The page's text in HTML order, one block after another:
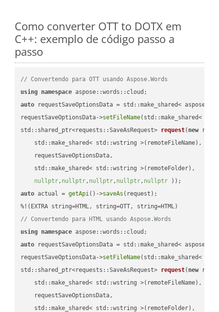
Como converter OTT to DOTX em
C++: exemplo de código passo a
passo
// Convertendo para OTT usando Aspose.Words
using namespace
auto requestSaveOptionsData = std::make_shared<
requestSaveOptionsData->setFileName(std::make_shared<
std::shared_ptr<requests::SaveAsRequest> request( new
    std::make_shared< std::wstring >(remoteFileName),
    requestSaveOptionsData,
    std::make_shared< std::wstring >(remoteFolder),
nullptr, nullptr, nullptr, nullptr, nullptr ))
auto actual = getApi()->saveAs (request);
// Convertendo para HTML usando Aspose.Words
using namespace
auto requestSaveOptionsData = std::make_shared<
requestSaveOptionsData->setFileName(std::make_shared<
std::shared_ptr<requests::SaveAsRequest> request( new
    std::make_shared< std::wstring >(remoteFileName),
    requestSaveOptionsData,
    std::make_shared< std::wstring >(remoteFolder),